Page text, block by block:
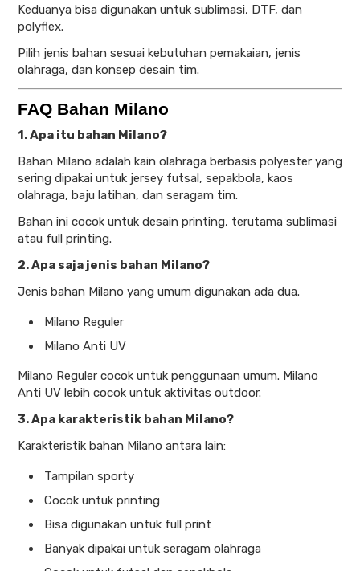
Keduanya bisa digunakan untuk sublimasi, DTF, dan
polyflex.
Pilih jenis bahan sesuai kebutuhan pemakaian, jenis
olahraga, dan konsep desain tim.
FAQ Bahan Milano
1. Apa itu bahan Milano?
Bahan Milano adalah kain olahraga berbasis polyester yang
sering dipakai untuk jersey futsal, sepakbola, kaos
olahraga, baju latihan, dan seragam tim.
Bahan ini cocok untuk desain printing, terutama sublimasi
atau full printing.
2. Apa saja jenis bahan Milano?
Jenis bahan Milano yang umum digunakan ada dua.
Milano Reguler
Milano Anti UV
Milano Reguler cocok untuk penggunaan umum. Milano
Anti UV lebih cocok untuk aktivitas outdoor.
3. Apa karakteristik bahan Milano?
Karakteristik bahan Milano antara lain:
Tampilan sporty
Cocok untuk printing
Bisa digunakan untuk full print
Banyak dipakai untuk seragam olahraga